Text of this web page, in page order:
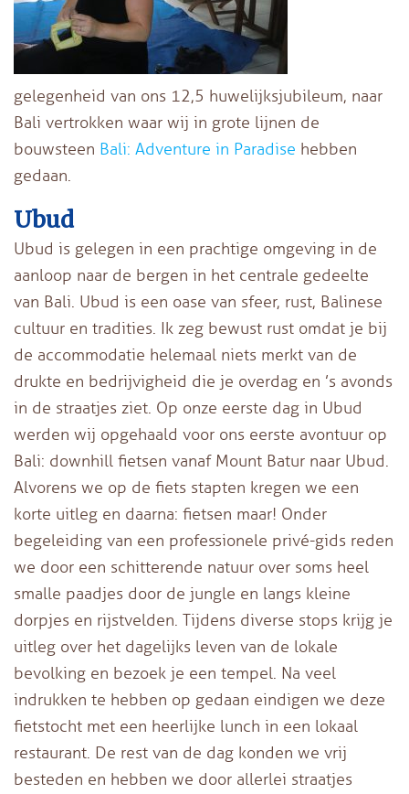
gelegenheid van ons 12,5 huwelijksjubileum, naar
Bali vertrokken waar wij in grote lijnen de
bouwsteen Bali: Adventure in Paradise hebben
gedaan.
Ubud
Ubud is gelegen in een prachtige omgeving in de
aanloop naar de bergen in het centrale gedeelte
van Bali. Ubud is een oase van sfeer, rust, Balinese
cultuur en tradities. Ik zeg bewust rust omdat je bij
de accommodatie helemaal niets merkt van de
drukte en bedrijvigheid die je overdag en ’s avonds
in de straatjes ziet. Op onze eerste dag in Ubud
werden wij opgehaald voor ons eerste avontuur op
Bali: downhill fietsen vanaf Mount Batur naar Ubud.
Alvorens we op de fiets stapten kregen we een
korte uitleg en daarna: fietsen maar! Onder
begeleiding van een professionele privé-gids reden
we door een schitterende natuur over soms heel
smalle paadjes door de jungle en langs kleine
dorpjes en rijstvelden. Tijdens diverse stops krijg je
uitleg over het dagelijks leven van de lokale
bevolking en bezoek je een tempel. Na veel
indrukken te hebben op gedaan eindigen we deze
fietstocht met een heerlijke lunch in een lokaal
restaurant. De rest van de dag konden we vrij
besteden en hebben we door allerlei straatjes